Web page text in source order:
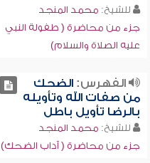
للشيخ: محمد المنجد
جزء من محاضرة ( طفولة النبي
عليه الصلاة والسلام)
الفهرس:الضحك
من صفات الله وتأويله
بالرضا تأويل باطل
للشيخ: محمد المنجد
جزء من محاضرة ( آداب الضحك)